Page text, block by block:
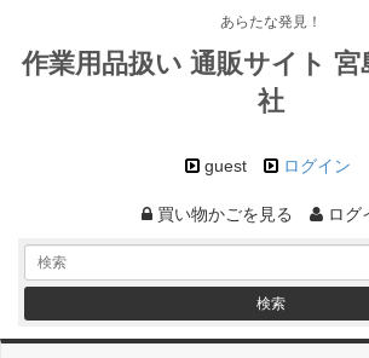
あらたな発見！
作業用品扱い 通販サイト 宮
社
guest ログイン
買い物かごを見る ログ